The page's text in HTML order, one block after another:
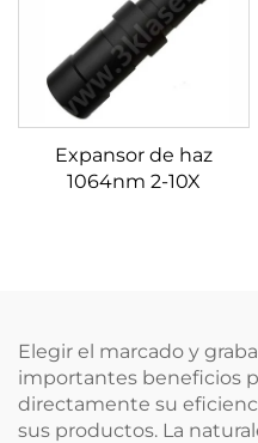
Expansor de haz
1064nm 2-10X
Elegir el marcado y
importantes beneficios
directamente su
sus productos. La